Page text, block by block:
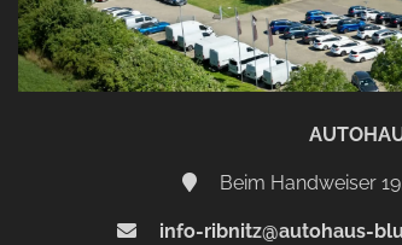
Beim Handweiser
info-ribnitz@autohaus-